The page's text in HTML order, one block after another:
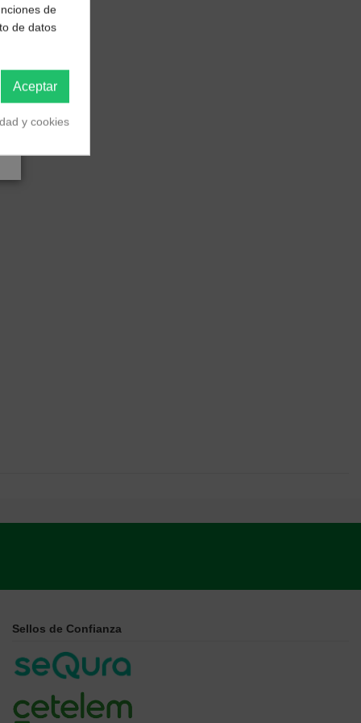
Sellos de Confianza
de
de datos
Aceptar
y cookies